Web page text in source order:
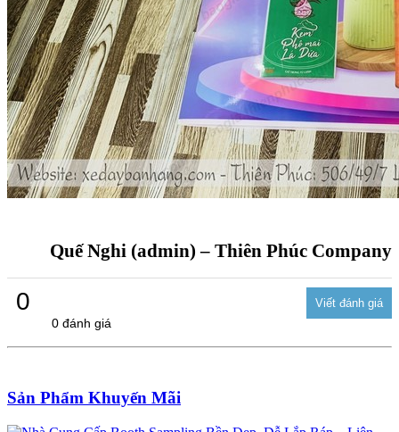
Quế Nghi (admin) – Thiên Phúc Company
0
0 đánh giá
Sản Phẩm Khuyến Mãi